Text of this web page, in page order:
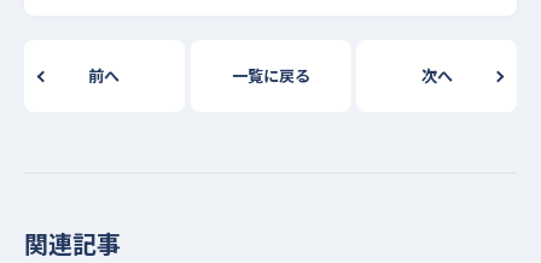
前へ 一覧に戻る 次へ
関連記事